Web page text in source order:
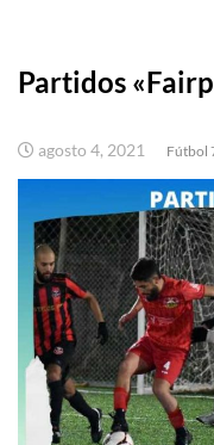
Partidos
agosto 4, 2021 Fútbol